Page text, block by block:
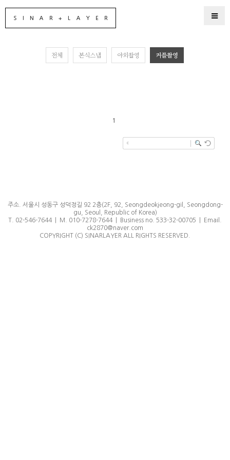
전체 본식스냅 야외촬영 커플촬영
1
주소. 서울시 성동구 성덕정길 92 2층(2F, 92, Seongdeokjeong-gil, Seongdong-
gu, Seoul, Republic of Korea)
T. 02-546-7644 | M. 010-7278-7644 | Business no. 533-32-00705 | Email.
ck2870@naver.com
COPYRIGHT (C) SINARLAYER ALL RIGHTS RESERVED.